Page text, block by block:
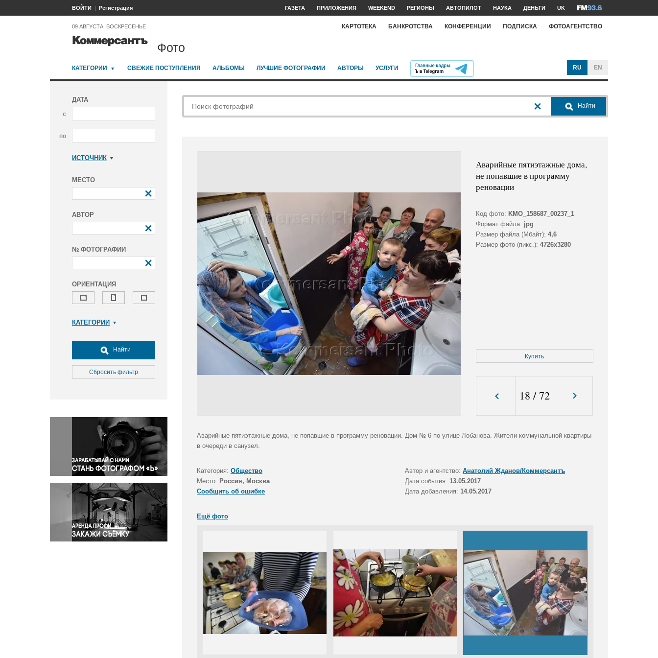
ВОЙТИ Регистрация ГАЗЕТА ПРИЛОЖЕНИЯ WEEKEND РЕГИОНЫ АВТОПИЛОТ НАУКА ДЕНЬГИ UK
09 АВГУСТА, ВОСКРЕСЕНЬЕ КАРТОТЕКА БАНКРОТСТВА КОНФЕРЕНЦИИ ПОДПИСКА ФОТОАГЕНТСТВО
Фото
КАТЕГОРИИ СВЕЖИЕ ПОСТУПЛЕНИЯ АЛЬБОМЫ ЛУЧШИЕ ФОТОГРАФИИ АВТОРЫ УСЛУГИ RU EN
ДАТА
с
по
ИСТОЧНИК
МЕСТО
АВТОР
№ ФОТОГРАФИИ
ОРИЕНТАЦИЯ
КАТЕГОРИИ
Досуг, туризм и отдых
Культура
Медицина
Окружающая среда
Политика
Правосудие
Происшествия и конфликты
Религия
Светская жизнь
Спорт
Экология
Экономика и бизнес
Найти
Сбросить фильтр
Найти
Аварийные пятиэтажные дома,
не попавшие в программу
реновации
Код фото: KMO_158687_00237_1
Формат файла: jpg
Размер файла (Мбайт): 4,6
Размер фото (пикс.): 4726x3280
Купить
18 /72
Аварийные пятиэтажные дома, не попавшие в программу реновации. Дом № 6 по улице Лобанова. Жители коммунальной квартиры
в очереди в санузел.
Категория: Общество Автор и агентство: Анатолий Жданов/Коммерсантъ
Место: Россия, Москва Дата события: 13.05.2017
Сообщить об ошибке
Дата добавления: 14.05.2017
Ещё фото